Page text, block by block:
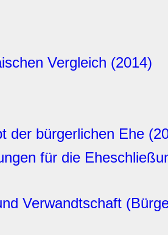
Vergleich (2014)
der bürgerlichen Ehe
für die
Verwandtschaft